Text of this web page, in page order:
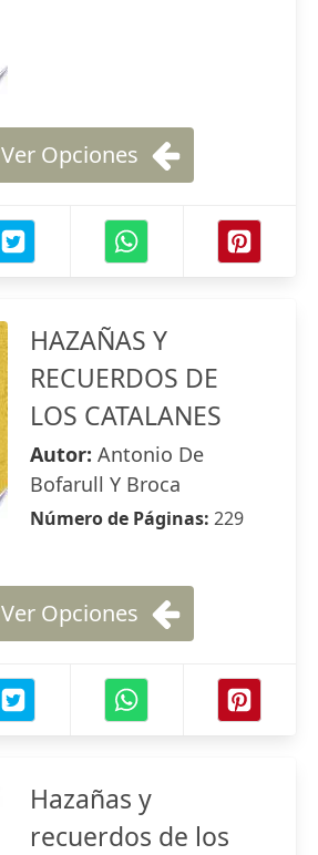
Ver Opciones
HAZAÑAS Y
RECUERDOS DE
LOS CATALANES
Autor: Antonio De
Bofarull Y Broca
Número de Páginas: 229
Ver Opciones
Hazañas y
recuerdos de los